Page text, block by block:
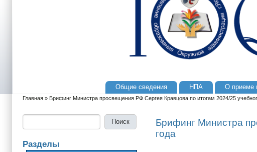
Общие сведения НПА О приеме
Вы здесь
Главная » Брифинг Министра просвещения РФ Сергея Кравцова по итогам 2024/25
Разделы
Брифинг Министра
года